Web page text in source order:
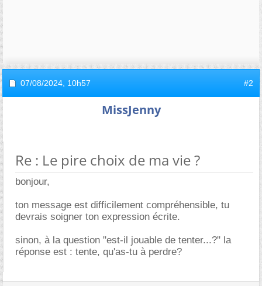
07/08/2024, 10h57 #2
MissJenny
Re : Le pire choix de ma vie ?
bonjour,
ton message est difficilement compréhensible, tu
devrais soigner ton expression écrite.
sinon, à la question "est-il jouable de tenter...?" la
réponse est : tente, qu'as-tu à perdre?